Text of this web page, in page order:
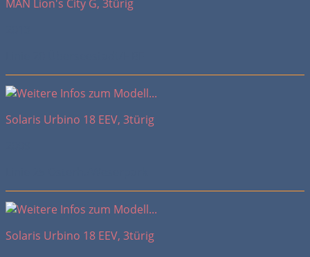
MAN Lion's City G, 3türig
Solaris Urbino 18 EEV, 3türig
Solaris Urbino 18 EEV, 3türig